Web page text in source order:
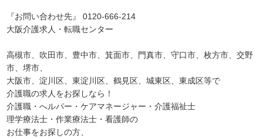
『お問い合わせ先』 0120-666-214
大阪介護求人・転職センター
高槻市、吹田市、豊中市、箕面市、門真市、守口市、枚方市、交野
市、堺市、
大阪市、淀川区、東淀川区、鶴見区、城東区、東成区等で
介護職の求人をお探しなら！
介護職・へルパー・ケアマネージャー・介護福祉士
理学療法士・作業療法士・看護師の
お仕事をお探しの方、